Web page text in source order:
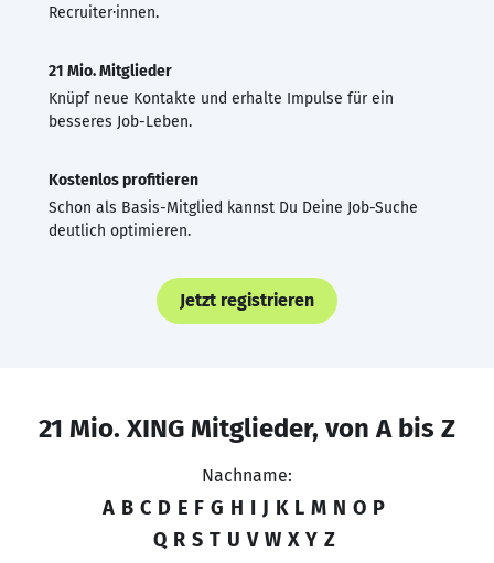
Recruiter·innen.
21 Mio. Mitglieder
Knüpf neue Kontakte und erhalte Impulse für ein
besseres Job-Leben.
Kostenlos profitieren
Schon als Basis-Mitglied kannst Du Deine Job-Suche
deutlich optimieren.
Jetzt registrieren
21 Mio. XING Mitglieder, von A bis Z
Nachname:
A B C D E F G H I J K L M N O P
Q R S T U V W X Y Z